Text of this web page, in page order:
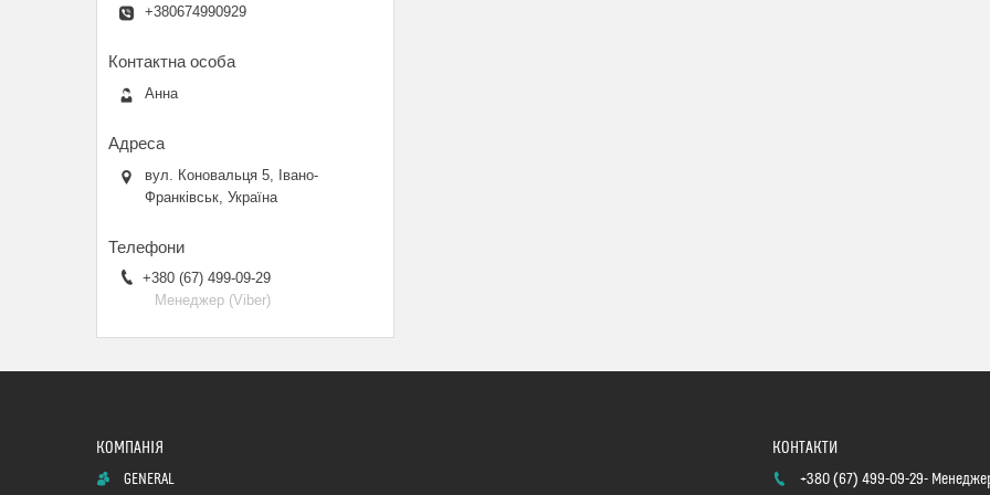
+380674990929
Анна
вул. Коновальця 5, Івано-
Франківськ, Україна
+380 (67) 499-09-29
Менеджер (Viber)
GENERAL +380 (67) 499-09-29